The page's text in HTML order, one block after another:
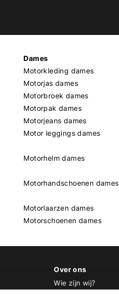
Dames
Motorkleding dames
Motorjas dames
Motorbroek dames
Motorpak dames
Motorjeans dames
Motor leggings dames
Motorhelm dames
Motorhandschoenen dames
Motorlaarzen dames
Motorschoenen dames
Over ons
Wie zijn wij?